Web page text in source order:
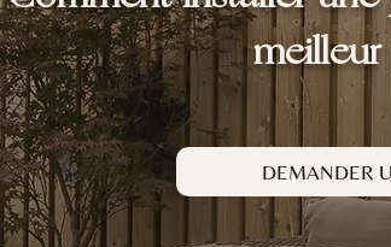
meilleur
DEMANDER